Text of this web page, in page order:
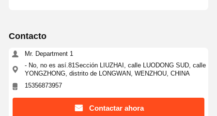
Contacto
Mr. Department 1
- No, no es así.81Sección LIUZHAI, calle LUODONG SUD, calle
YONGZHONG, distrito de LONGWAN, WENZHOU, CHINA
15356873957
Contactar ahora